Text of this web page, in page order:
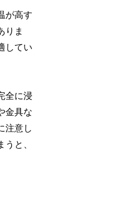
が高す
りま
してい
全に浸
金具な
注意し
と、